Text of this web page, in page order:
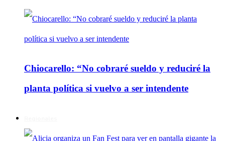
Chiocarello: “No cobraré sueldo y reduciré la
planta política si vuelvo a ser intendente